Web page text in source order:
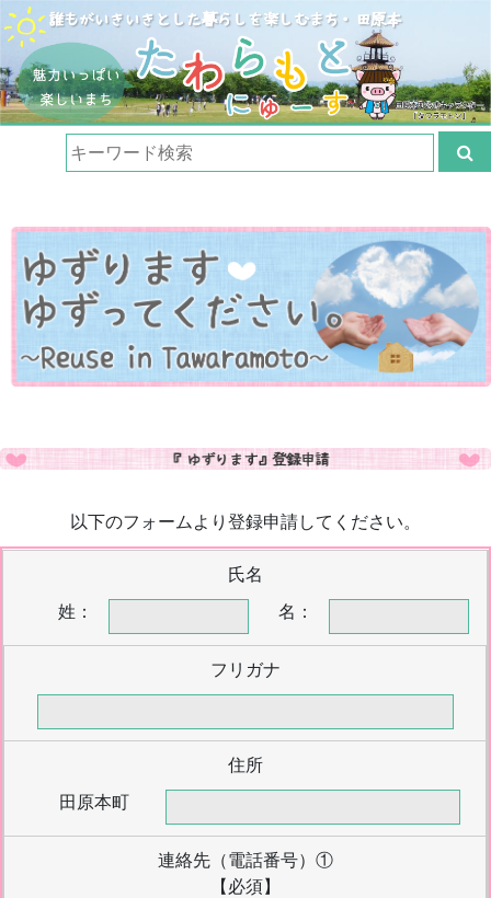
以下のフォームより登録申請してください。
氏名
姓：
名：
フリガナ
住所
田原本町
連絡先（電話番号）①
【必須】